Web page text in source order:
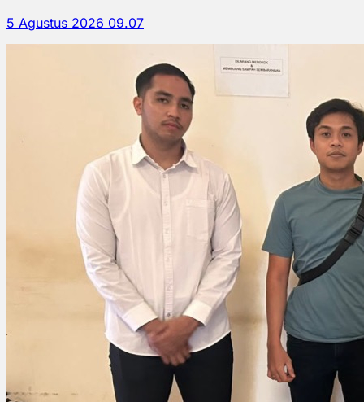
5 Agustus 2026 09.07